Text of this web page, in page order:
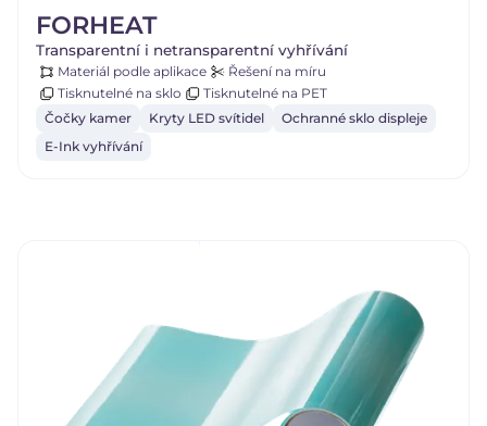
FORHEAT
Transparentní i netransparentní vyhřívání
Materiál podle aplikace
Řešení na míru
Tisknutelné na sklo
Tisknutelné na PET
Čočky kamer
Kryty LED svítidel
Ochranné sklo displeje
E-Ink vyhřívání